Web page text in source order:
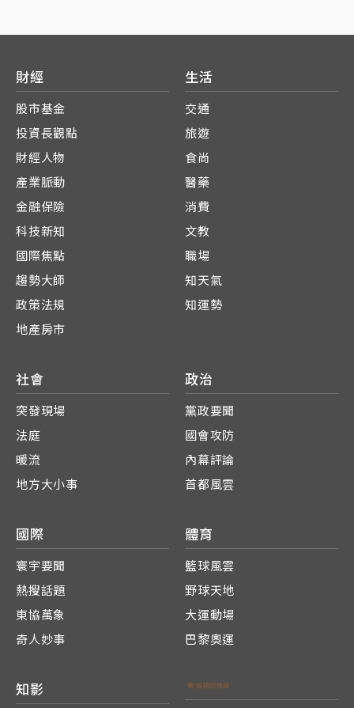
財經
股市基金
投資長觀點
財經人物
產業脈動
金融保險
科技新知
國際焦點
趨勢大師
政策法規
地產房市
生活
交通
旅遊
食尚
醫藥
消費
文教
職場
知天氣
知運勢
社會
突發現場
法庭
暖流
地方大小事
政治
黨政要聞
國會攻防
內幕評論
首都風雲
國際
寰宇要聞
熱搜話題
東協萬象
奇人妙事
體育
籃球風雲
野球天地
大運動場
巴黎奧運
知影